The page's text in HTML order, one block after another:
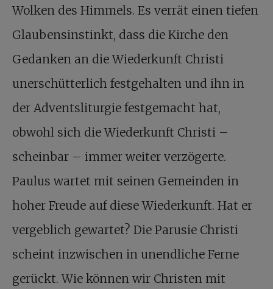
Wolken des Himmels. Es verrät einen tiefen
Glaubensinstinkt, dass die Kirche den
Gedanken an die Wiederkunft Christi
unerschütterlich festgehalten und ihn in
der Adventsliturgie festgemacht hat,
obwohl sich die Wiederkunft Christi –
scheinbar – immer weiter verzögerte.
Paulus wartet mit seinen Gemeinden in
hoher Freude auf diese Wiederkunft. Hat er
vergeblich gewartet? Die Parusie Christi
scheint inzwischen in unendliche Ferne
gerückt. Wie können wir Christen mit